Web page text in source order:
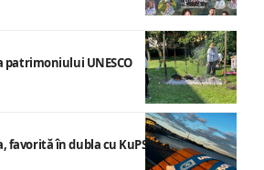
patrimoniului UNESCO
favorită în dubla cu KuPS: Cum arată